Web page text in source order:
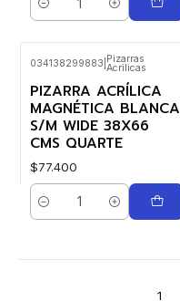
Cantidad
034138299883 Pizarras
Acrilicas
PIZARRA ACRÍLICA
MAGNÉTICA BLANCA
S/M WIDE 38X66
CMS QUARTE
$77.400
Cantidad
1